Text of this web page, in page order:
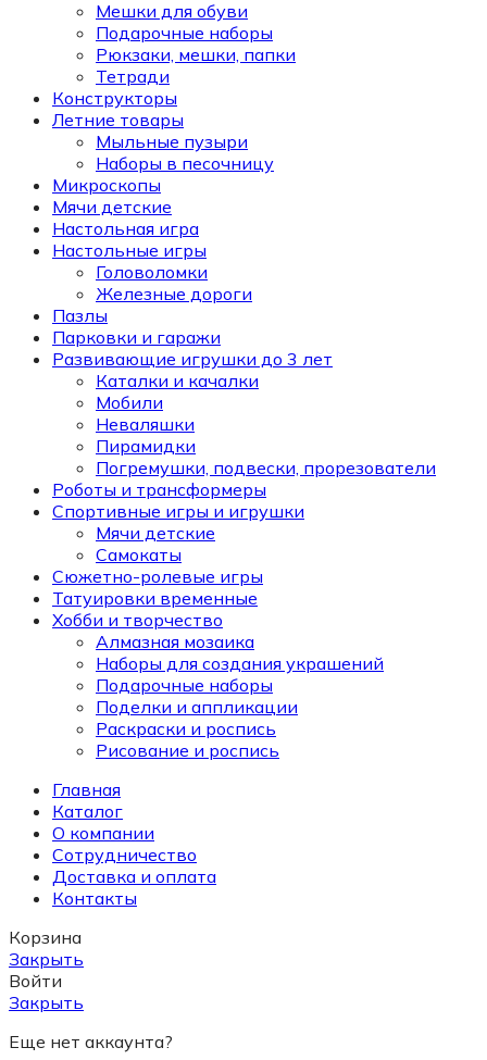
Мешки для обуви
Подарочные наборы
Рюкзаки, мешки, папки
Тетради
Конструкторы
Летние товары
Мыльные пузыри
Наборы в песочницу
Микроскопы
Мячи детские
Настольная игра
Настольные игры
Головоломки
Железные дороги
Пазлы
Парковки и гаражи
Развивающие игрушки до 3 лет
Каталки и качалки
Мобили
Неваляшки
Пирамидки
Погремушки, подвески, прорезователи
Роботы и трансформеры
Спортивные игры и игрушки
Мячи детские
Самокаты
Сюжетно-ролевые игры
Татуировки временные
Хобби и творчество
Алмазная мозаика
Наборы для создания украшений
Подарочные наборы
Поделки и аппликации
Раскраски и роспись
Рисование и роспись
Главная
Каталог
О компании
Сотрудничество
Доставка и оплата
Контакты
Корзина
Закрыть
Войти
Закрыть
Еще нет аккаунта?